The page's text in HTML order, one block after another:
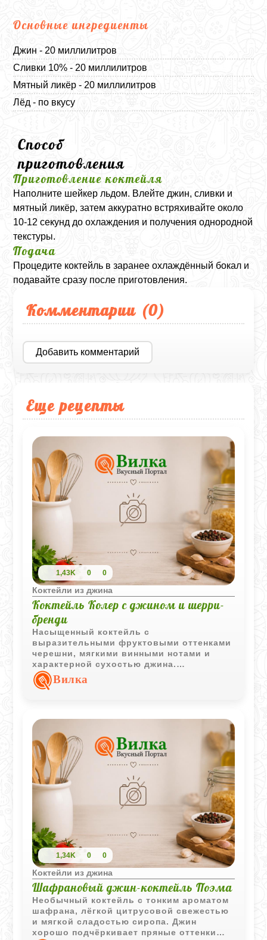
Основные ингредиенты
Джин - 20 миллилитров
Сливки 10% - 20 миллилитров
Мятный ликёр - 20 миллилитров
Лёд - по вкусу
Способ
приготовления
Приготовление коктейля
Наполните шейкер льдом. Влейте джин, сливки и
мятный ликёр, затем аккуратно встряхивайте около
10-12 секунд до охлаждения и получения однородной
текстуры.
Подача
Процедите коктейль в заранее охлаждённый бокал и
подавайте сразу после приготовления.
Комментарии (0)
Добавить комментарий
Еще рецепты
1,43K 0 0
Коктейли из джина
Коктейль Колер с джином и шерри-
бренди
Насыщенный коктейль с
выразительными фруктовыми оттенками
черешни, мягкими винными нотами и
характерной сухостью джина.
Шампанское и содовая делают вкус
более лёгким и освежающим.
Вилка
1,34K 0 0
Коктейли из джина
Шафрановый джин-коктейль Поэма
Необычный коктейль с тонким ароматом
шафрана, лёгкой цитрусовой свежестью
и мягкой сладостью сиропа. Джин
хорошо подчёркивает пряные оттенки